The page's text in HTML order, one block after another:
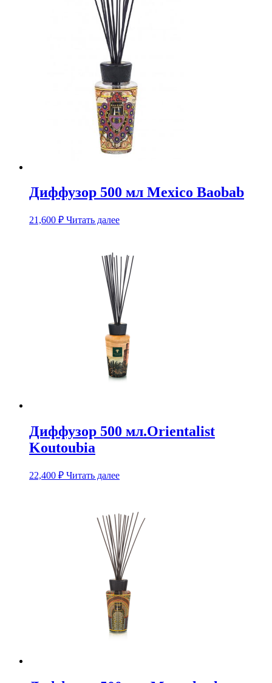
Диффузор 500 мл Mexico Baobab
21,600 ₽ Читать далее
Диффузор 500 мл.Orientalist
Koutoubia
22,400 ₽ Читать далее